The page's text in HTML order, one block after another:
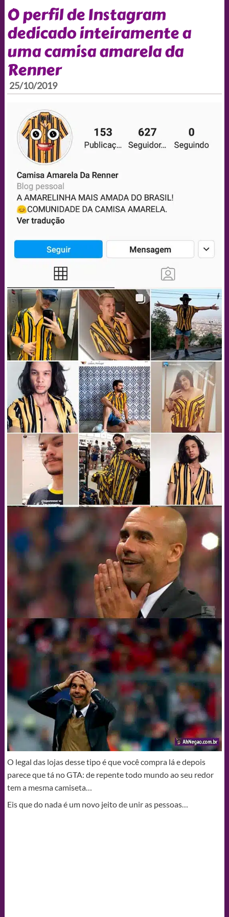
O perfil de Instagram
dedicado inteiramente a
uma camisa amarela da
Renner
25/10/2019
O legal das lojas desse tipo é que você compra lá e depois
parece que tá no GTA: de repente todo mundo ao seu redor
tem a mesma camiseta…
Eis que do nada é um novo jeito de unir as pessoas…